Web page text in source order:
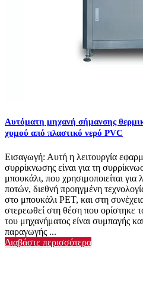
Αυτόματη μηχανή σήμανσης
χυμού από πλαστικό νερό PVC
Εισαγωγή: Αυτή η λειτουργία
συρρίκνωσης είναι για τη
μπουκάλι, που χρησιμοποιείται
ποτών, διεθνή προηγμένη
στο μπουκάλι PET, και στη
στερεωθεί στη θέση που ορίστηκε
του μηχανήματος είναι συμπαγής
παραγωγής ...
Διαβάστε περισσότερα